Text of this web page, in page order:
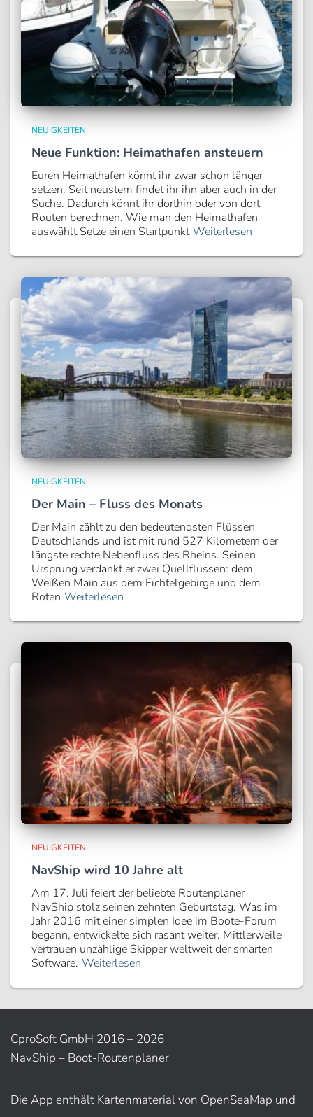
NEUIGKEITEN
Neue Funktion: Heimathafen ansteuern
Euren Heimathafen könnt ihr zwar schon länger
setzen. Seit neustem findet ihr ihn aber auch in der
Suche. Dadurch könnt ihr dorthin oder von dort
Routen berechnen. Wie man den Heimathafen
auswählt Setze einen Startpunkt Weiterlesen
NEUIGKEITEN
Der Main – Fluss des Monats
Der Main zählt zu den bedeutendsten Flüssen
Deutschlands und ist mit rund 527 Kilometern der
längste rechte Nebenfluss des Rheins. Seinen
Ursprung verdankt er zwei Quellflüssen: dem
Weißen Main aus dem Fichtelgebirge und dem
Roten Weiterlesen
NEUIGKEITEN
NavShip wird 10 Jahre alt
Am 17. Juli feiert der beliebte Routenplaner
NavShip stolz seinen zehnten Geburtstag. Was im
Jahr 2016 mit einer simplen Idee im Boote-Forum
begann, entwickelte sich rasant weiter. Mittlerweile
vertrauen unzählige Skipper weltweit der smarten
Software. Weiterlesen
CproSoft GmbH 2016 – 2026
NavShip – Boot-Routenplaner
Die App enthält Kartenmaterial von OpenSeaMap und